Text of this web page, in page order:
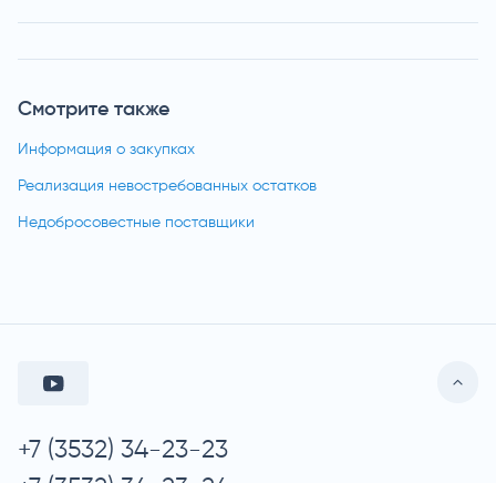
Смотрите также
Информация о закупках
Реализация невостребованных остатков
Недобросовестные поставщики
+7 (3532) 34-23-23